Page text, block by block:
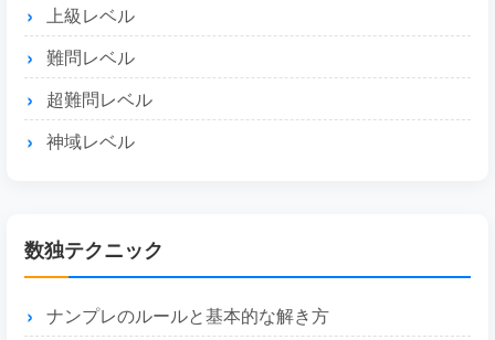
上級レベル
難問レベル
超難問レベル
神域レベル
数独テクニック
ナンプレのルールと基本的な解き方